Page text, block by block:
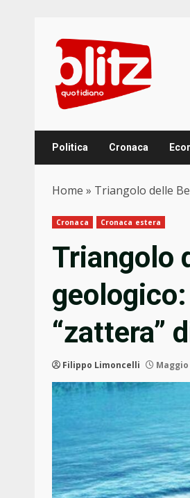
content
Politica Cronaca
Home » Triangolo delle
Cronaca Cronaca estera
Triangolo
geologico:
“zattera”
Filippo Limoncelli Maggio